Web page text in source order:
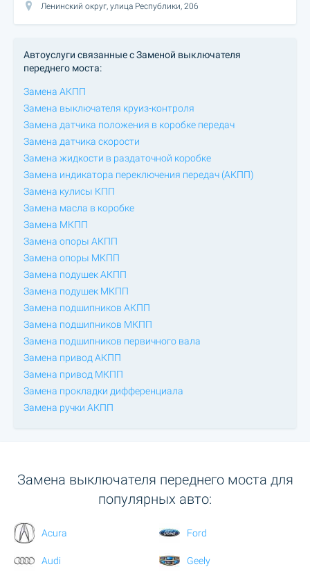
Ленинский округ, улица Республики, 206
Автоуслуги связанные с Заменой выключателя
переднего моста:
Замена АКПП
Замена выключателя круиз-контроля
Замена датчика положения в коробке передач
Замена датчика скорости
Замена жидкости в раздаточной коробке
Замена индикатора переключения передач (АКПП)
Замена кулисы КПП
Замена масла в коробке
Замена МКПП
Замена опоры АКПП
Замена опоры МКПП
Замена подушек АКПП
Замена подушек МКПП
Замена подшипников АКПП
Замена подшипников МКПП
Замена подшипников первичного вала
Замена привод АКПП
Замена привод МКПП
Замена прокладки дифференциала
Замена ручки АКПП
Замена выключателя переднего моста для
популярных авто:
Acura
Audi
Ford
Geely